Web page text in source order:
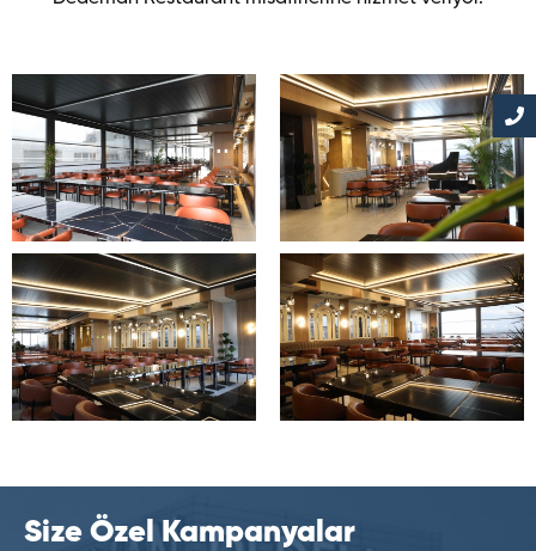
Size Özel Kampanyalar